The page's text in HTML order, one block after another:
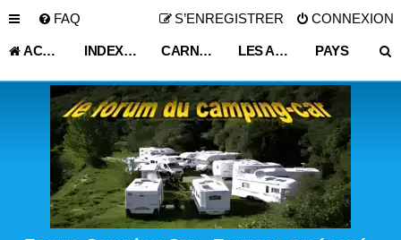
FAQ CONNEXION
S’ENREGISTRER
ACCUEIL INDEX DU FORUM CARNET DE VOYAGE LES ASTUCES ET CONSEILS DE VOYAGE PAYS